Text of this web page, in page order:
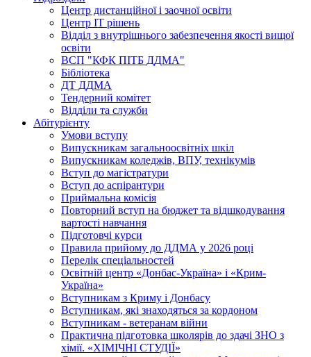
Центр дистанційної і заочної освіти
Центр ІТ рішень
Відділ з внутрішнього забезпечення якості вищої
освіти
ВСП "КФК ПІТБ ДДМА"
Бібліотека
ДТ ДДМА
Тендерний комітет
Відділи та служби
Абітурієнту
Умови вступу
Випускникам загальноосвітніх шкіл
Випускникам коледжів, ВПУ, технікумів
Вступ до магістратури
Вступ до аспірантури
Приймальна комісія
Повторний вступ на бюджет та відшкодування
вартості навчання
Підготовчі курси
Правила прийому до ДДМА у 2026 році
Перелік спеціальностей
Освітній центр «Донбас-Україна» і «Крим-
Україна»
Вступникам з Криму і Донбасу
Вступникам, які знаходяться за кордоном
Вступникам - ветеранам війни
Практична підготовка школярів до здачі ЗНО з
хімії. «ХІМІЧНІ СТУДІЇ»